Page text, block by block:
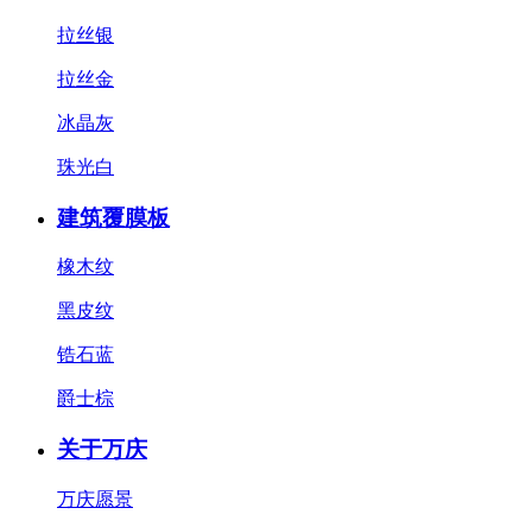
拉丝银
拉丝金
冰晶灰
珠光白
建筑覆膜板
橡木纹
黑皮纹
锆石蓝
爵士棕
关于万庆
万庆愿景